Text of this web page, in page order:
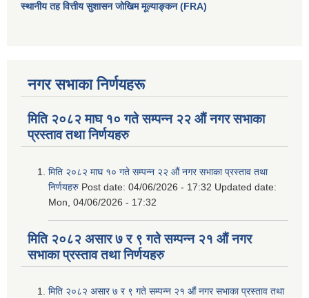
स्थानीय तह वित्तीय सुशासन जोखिम मूल्याङ्कन (FRA)
नगर सभाका निर्णयहरू
मिति २०८२ माघ १० गते सम्पन्न २२ औं नगर सभाका
प्रस्ताव तथा निर्णयहरु
मिति २०८२ माघ १० गते सम्पन्न २२ औं नगर सभाका प्रस्ताव तथा
निर्णयहरु Post date: 04/06/2026 - 17:32 Updated date:
Mon, 04/06/2026 - 17:32
मिति २०८२ असार ७ र ९ गते सम्पन्न २१ औं नगर
सभाका प्रस्ताव तथा निर्णयहरु
मिति २०८२ असार ७ र ९ गते सम्पन्न २१ औं नगर सभाका प्रस्ताव तथा